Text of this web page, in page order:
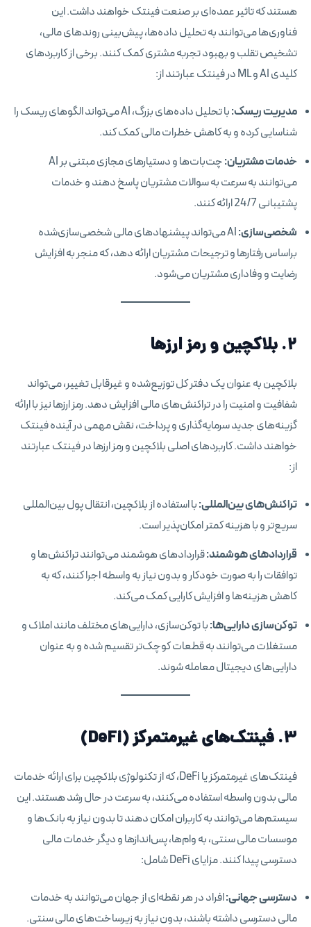
هستند که تاثیر عمده‌ای بر صنعت فینتک خواهند داشت. این
فناوری‌ها می‌توانند به تحلیل داده‌ها، پیش‌بینی روندهای مالی،
تشخیص تقلب و بهبود تجربه مشتری کمک کنند. برخی از کاربردهای
کلیدی AI و ML در فینتک عبارتند از:
مدیریت ریسک:
با تحلیل داده‌های بزرگ، AI می‌تواند الگوهای ریسک را
شناسایی کرده و به کاهش خطرات مالی کمک کند.
خدمات مشتریان:
چت‌بات‌ها و دستیارهای مجازی مبتنی بر AI
می‌توانند به سرعت به سوالات مشتریان پاسخ دهند و خدمات
پشتیبانی 24/7 ارائه کنند.
شخصی‌سازی:
AI می‌تواند پیشنهادهای مالی شخصی‌سازی‌شده
براساس رفتارها و ترجیحات مشتریان ارائه دهد، که منجر به افزایش
رضایت و وفاداری مشتریان می‌شود.
۲. بلاکچین و رمز ارزها
بلاکچین به عنوان یک دفتر کل توزیع‌شده و غیرقابل تغییر، می‌تواند
شفافیت و امنیت را در تراکنش‌های مالی افزایش دهد. رمز ارزها نیز با ارائه
گزینه‌های جدید سرمایه‌گذاری و پرداخت، نقش مهمی در آینده فینتک
خواهند داشت. کاربردهای اصلی بلاکچین و رمز ارزها در فینتک عبارتند
از:
تراکنش‌های بین‌المللی:با استفاده از بلاکچین، انتقال پول بین‌المللی
سریع‌تر و با هزینه کمتر امکان‌پذیر است.
قراردادهای هوشمند:قراردادهای هوشمند می‌توانند تراکنش‌ها و
توافقات را به صورت خودکار و بدون نیاز به واسطه اجرا کنند، که به
کاهش هزینه‌ها و افزایش کارایی کمک می‌کند.
توکن‌سازی دارایی‌ها:با توکن‌سازی، دارایی‌های مختلف مانند املاک و
مستغلات می‌توانند به قطعات کوچک‌تر تقسیم شده و به عنوان
دارایی‌های دیجیتال معامله شوند.
۳. فینتک‌های غیرمتمرکز (DeFi)
فینتک‌های غیرمتمرکز یا DeFi، که از تکنولوژی بلاکچین برای ارائه خدمات
مالی بدون واسطه استفاده می‌کنند، به سرعت در حال رشد هستند. این
سیستم‌ها می‌توانند به کاربران امکان دهند تا بدون نیاز به بانک‌ها و
موسسات مالی سنتی، به وام‌ها، پس‌اندازها و دیگر خدمات مالی
دسترسی پیدا کنند. مزایای DeFi شامل:
دسترسی جهانی:افراد در هر نقطه‌ای از جهان می‌توانند به خدمات
مالی دسترسی داشته باشند، بدون نیاز به زیرساخت‌های مالی سنتی.